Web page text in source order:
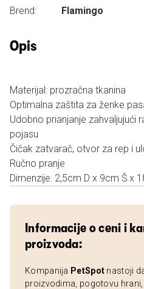
Brend:
Flamingo
Opis
Materijal: prozračna tkanina
Optimalna zaštita za ženke
Udobno prianjanje zahvaljujući
pojasu
Čičak zatvarač, otvor za rep i
Ručno pranje
Dimenzije: 2,5cm D x 9cm Š x
Informacije o ceni i
proizvoda:
Kompanija PetSpot nastoji
proizvodima, pogotovu